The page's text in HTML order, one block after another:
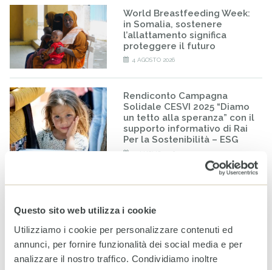
Questo sito web utilizza i cookie
Utilizziamo i cookie per personalizzare contenuti ed
annunci, per fornire funzionalità dei social media e per
analizzare il nostro traffico. Condividiamo inoltre
World Breastfeeding Week:
in Somalia, sostenere
l’allattamento significa
proteggere il futuro
4 AGOSTO 2026
Rendiconto Campagna
Solidale CESVI 2025 “Diamo
un tetto alla speranza” con il
supporto informativo di Rai
Per la Sostenibilità – ESG
Infanzia: CESVI lancia la
maltrattamento all’infanzia